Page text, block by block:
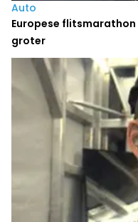
Auto
Europese
groter